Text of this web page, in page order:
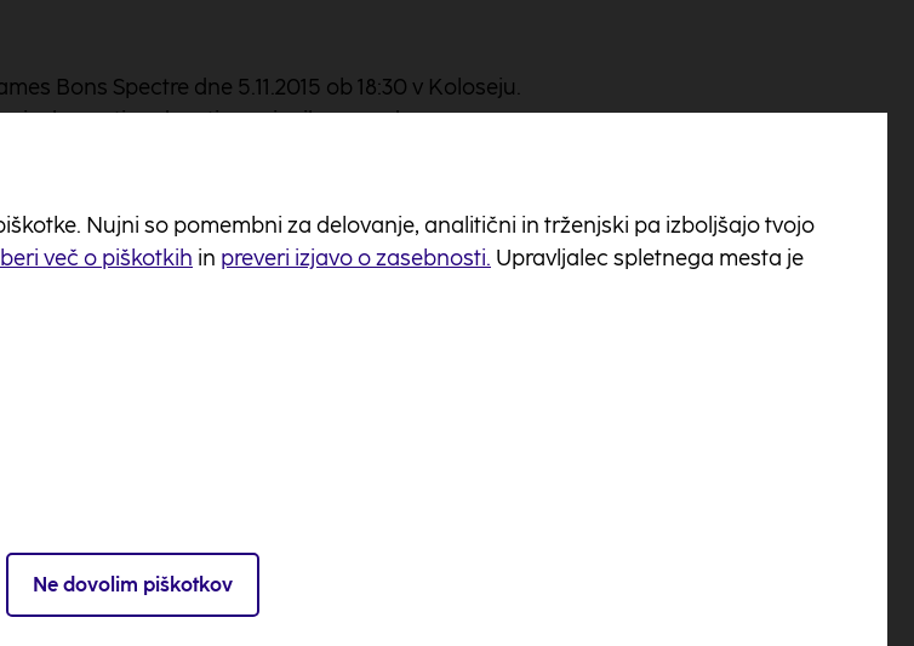
Bons Spectre dne 5.11.2015 ob 18:30 v Koloseju.
protivrednosti osvojenih nagrad.
2015 do 10.00 ure na svoji Facebook strani objavil
navedeno na svojem Facebook profilu), s čimer
imajo do vključno 5.11.2015 do 14:00 čas, da
ime in priimek, stalni/začasni naslov, kamor se
številko.
zavrne podelitev nagrade ter nagrade ne podeli.
Nujni so pomembni za delovanje, analitični in trženjski pa izboljšajo tvojo
več o piškotkih in preveri izjavo o zasebnosti. Upravljalec spletnega mesta je
Ne dovolim piškotkov